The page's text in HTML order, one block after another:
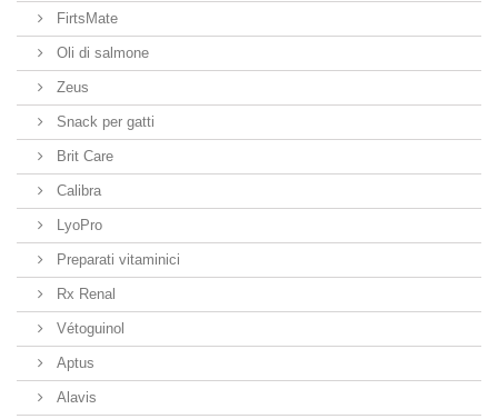
FirtsMate
Oli di salmone
Zeus
Snack per gatti
Brit Care
Calibra
LyoPro
Preparati vitaminici
Rx Renal
Vétoguinol
Aptus
Alavis